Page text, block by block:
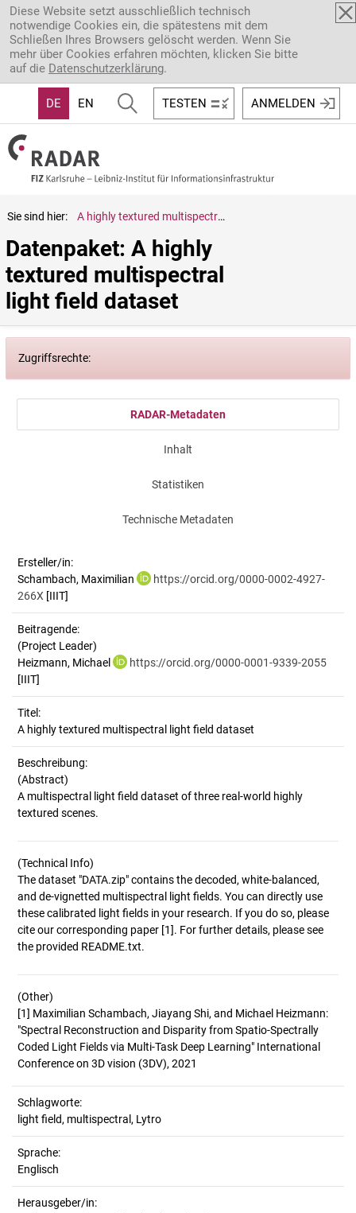
Direkt zum Inhalt
Diese Website setzt ausschließlich technisch
notwendige Cookies ein, die spätestens mit dem
Schließen Ihres Browsers gelöscht werden. Wenn Sie
mehr über Cookies erfahren möchten, klicken Sie bitte
auf die Datenschutzerklärung.
DE EN TESTEN ANMELDEN
Sie sind hier: A highly textured multispectral light field dataset
Datenpaket: A highly
textured multispectral
light field dataset
Zugriffsrechte:
RADAR-Metadaten
Inhalt
Statistiken
Technische Metadaten
Ersteller/in:
Schambach, Maximilian
https://orcid.org/0000-0002-4927-
266X [IIIT]
Beitragende:
(Project Leader)
Heizmann, Michael
https://orcid.org/0000-0001-9339-2055
[IIIT]
Titel:
A highly textured multispectral light field dataset
Beschreibung:
(Abstract)
A multispectral light field dataset of three real-world highly
(Technical Info)
The dataset "DATA.zip" contains the decoded, white-balanced,
and de-vignetted multispectral light fields. You can directly use
these calibrated light fields in your research. If you do so, please
cite our corresponding paper [1]. For further details, please see
(Other)
[1] Maximilian Schambach, Jiayang Shi, and Michael Heizmann:
"Spectral Reconstruction and Disparity from Spatio-Spectrally
Coded Light Fields via Multi-Task Deep Learning" International
Schlagworte:
light field, multispectral, Lytro
Sprache:
Englisch
Herausgeber/in: